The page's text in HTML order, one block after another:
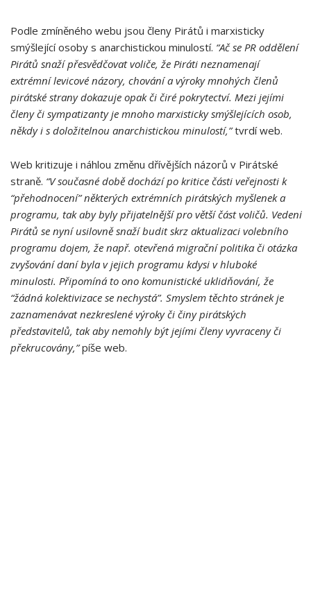
Podle zmíněného webu jsou členy Pirátů i marxisticky
smýšlející osoby s anarchistickou minulostí. “Ač se PR oddělení
Pirátů snaží přesvědčovat voliče, že Piráti neznamenají
extrémní levicové názory, chování a výroky mnohých členů
pirátské strany dokazuje opak či čiré pokrytectví. Mezi jejími
členy či sympatizanty je mnoho marxisticky smýšlejících osob,
někdy i s doložitelnou anarchistickou minulostí,”tvrdí web.
Web kritizuje i náhlou změnu dřívějších názorů v Pirátské
straně. “V současné době dochází po kritice části veřejnosti k
“přehodnocení” některých extrémních pirátských myšlenek a
programu, tak aby byly přijatelnější pro větší část voličů. Vedení
Pirátů se nyní usilovně snaží budit skrz aktualizaci volebního
programu dojem, že např. otevřená migrační politika či otázka
zvyšování daní byla v jejich programu kdysi v hluboké
minulosti. Připomíná to ono komunistické uklidňování, že
“žádná kolektivizace se nechystá”. Smyslem těchto stránek je
zaznamenávat nezkreslené výroky či činy pirátských
představitelů, tak aby nemohly být jejími členy vyvraceny či
překrucovány,”píše web.